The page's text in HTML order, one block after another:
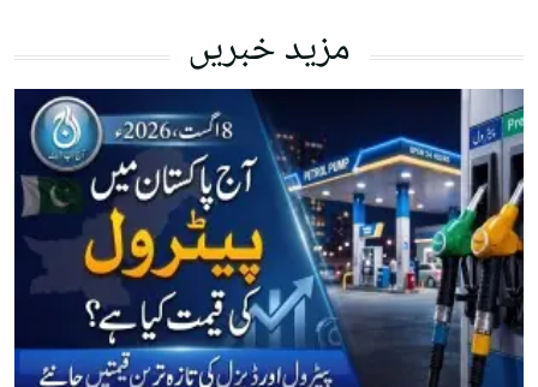
مزید خبریں